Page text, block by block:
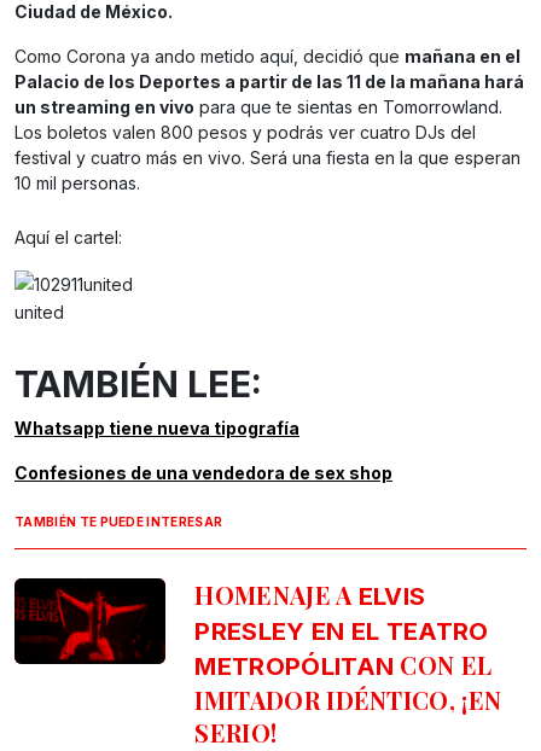
Ciudad de México.
Como Corona ya ando metido aquí, decidió que mañana en el
Palacio de los Deportes a partir de las 11 de la mañana hará
un streaming en vivo para que te sientas en Tomorrowland.
Los boletos valen 800 pesos y podrás ver cuatro DJs del
festival y cuatro más en vivo. Será una fiesta en la que esperan
10 mil personas.
Aquí el cartel:
united
TAMBIÉN LEE:
Whatsapp tiene nueva tipografía
Confesiones de una vendedora de sex shop
TAMBIÉN TE PUEDE INTERESAR
HOMENAJE AELVIS
PRESLEY EN EL TEATRO
METROPÓLITAN CON EL
IMITADOR IDÉNTICO, ¡EN
SERIO!